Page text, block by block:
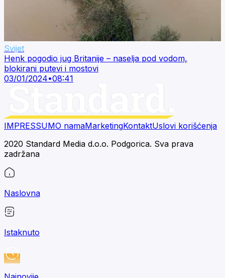
Svijet
Henk pogodio jug Britanije – naselja pod vodom,
blokirani putevi i mostovi
03/01/2024•08:41
IMPRESSUMO namaMarketingKontaktUslovi korišćenja
2020 Standard Media d.o.o. Podgorica. Sva prava
zadržana
Naslovna
Istaknuto